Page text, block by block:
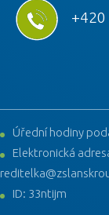
Úřední hodiny
Elektronická
ID: 33ntijm